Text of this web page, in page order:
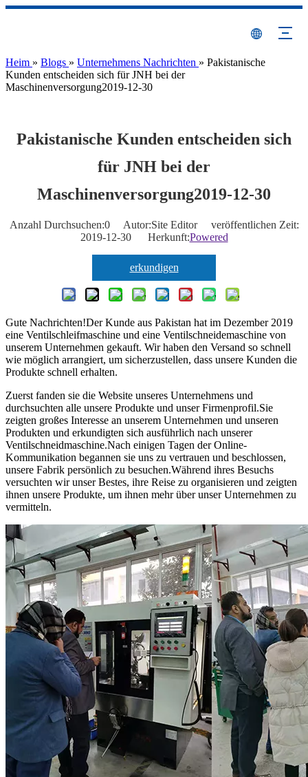
Heim » Blogs » Unternehmens Nachrichten » Pakistanische
Kunden entscheiden sich für JNH bei der
Maschinenversorgung2019-12-30
Pakistanische Kunden entscheiden sich
für JNH bei der
Maschinenversorgung2019-12-30
Anzahl Durchsuchen:0Autor:Site Editor veröffentlichen Zeit:
2019-12-30 Herkunft:Powered
erkundigen
Gute Nachrichten!Der Kunde aus Pakistan hat im Dezember 2019
eine Ventilschleifmaschine und eine Ventilschneidemaschine von
unserem Unternehmen gekauft. Wir haben den Versand so schnell
wie möglich arrangiert, um sicherzustellen, dass unsere Kunden die
Produkte schnell erhalten.
Zuerst fanden sie die Website unseres Unternehmens und
durchsuchten alle unsere Produkte und unser Firmenprofil.Sie
zeigten großes Interesse an unserem Unternehmen und unseren
Produkten und erkundigten sich ausführlich nach unserer
Ventilschneidmaschine.Nach einigen Tagen der Online-
Kommunikation begannen sie uns zu vertrauen und beschlossen,
unsere Fabrik persönlich zu besuchen.Während ihres Besuchs
versuchten wir unser Bestes, ihre Reise zu organisieren und zeigten
ihnen unsere Produkte, um ihnen mehr über unser Unternehmen zu
vermitteln.